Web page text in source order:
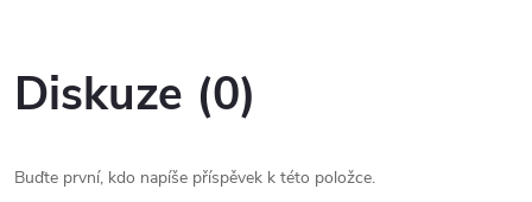
Diskuze (0)
Buďte první, kdo napíše příspěvek k této položce.